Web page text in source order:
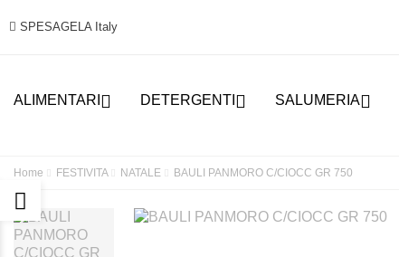
SPESAGELA Italy
ALIMENTARI  DETERGENTI  SALUMERIA
Home FESTIVITA NATALE BAULI PANMORO C/CIOCC GR 750